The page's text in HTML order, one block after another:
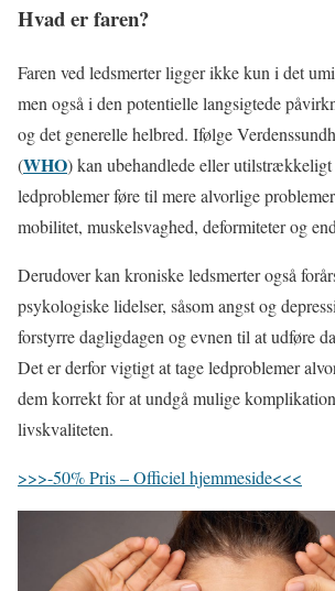
Hvad er faren?
Faren ved ledsmerter ligger ikke kun i det
men også i den potentielle langsigtede
og det generelle helbred. Ifølge
(WHO) kan ubehandlede eller utilstrækkeligt
ledproblemer føre til mere alvorlige
mobilitet, muskelsvaghed, deformiteter og
Derudover kan kroniske ledsmerter også
psykologiske lidelser, såsom angst og
forstyrre dagligdagen og evnen til at udføre
Det er derfor vigtigt at tage ledproblemer
dem korrekt for at undgå mulige
livskvaliteten.
>>>-50% Pris – Officiel hjemmeside<<<